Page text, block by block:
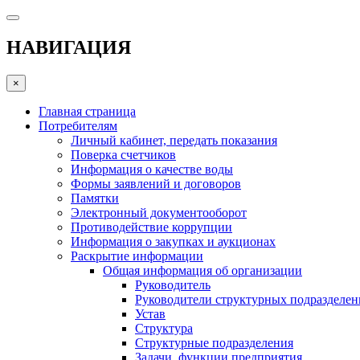
НАВИГАЦИЯ
×
Главная страница
Потребителям
Личный кабинет, передать показания
Поверка счетчиков
Информация о качестве воды
Формы заявлений и договоров
Памятки
Электронный документооборот
Противодействие коррупции
Информация о закупках и аукционах
Раскрытие информации
Общая информация об организации
Руководитель
Руководители структурных
Устав
Структура
Структурные подразделения
Задачи, функции предприятия